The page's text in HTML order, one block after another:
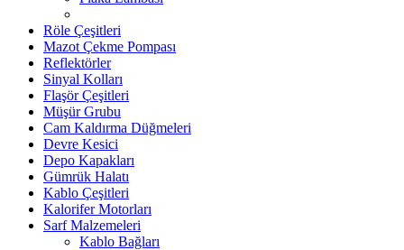
Röle Çeşitleri
Mazot Çekme Pompası
Reflektörler
Sinyal Kolları
Flaşör Çeşitleri
Müşür Grubu
Cam Kaldırma Düğmeleri
Devre Kesici
Depo Kapakları
Gümrük Halatı
Kablo Çeşitleri
Kalorifer Motorları
Sarf Malzemeleri
Kablo Bağları